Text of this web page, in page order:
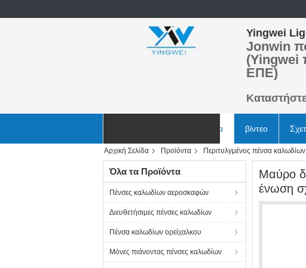
Yingwei
Jonwin
(Yingwei
ΕΠΕ)
Προϊόντα βίντεο
Ζητήστε ένα απόσπασμα
Αρχική Σελίδα Προϊόντα Περιτυλγμένος πένσα καλωδίων
Όλα τα Προϊόντα
Πένσες καλωδίων αεροσκαφών
Διευθετήσιμες πένσες καλωδίων
Πένσα καλωδίων ορείχαλκου
Μόνες πιάνοντας πένσες καλωδίων
Μαύρο
ένωση